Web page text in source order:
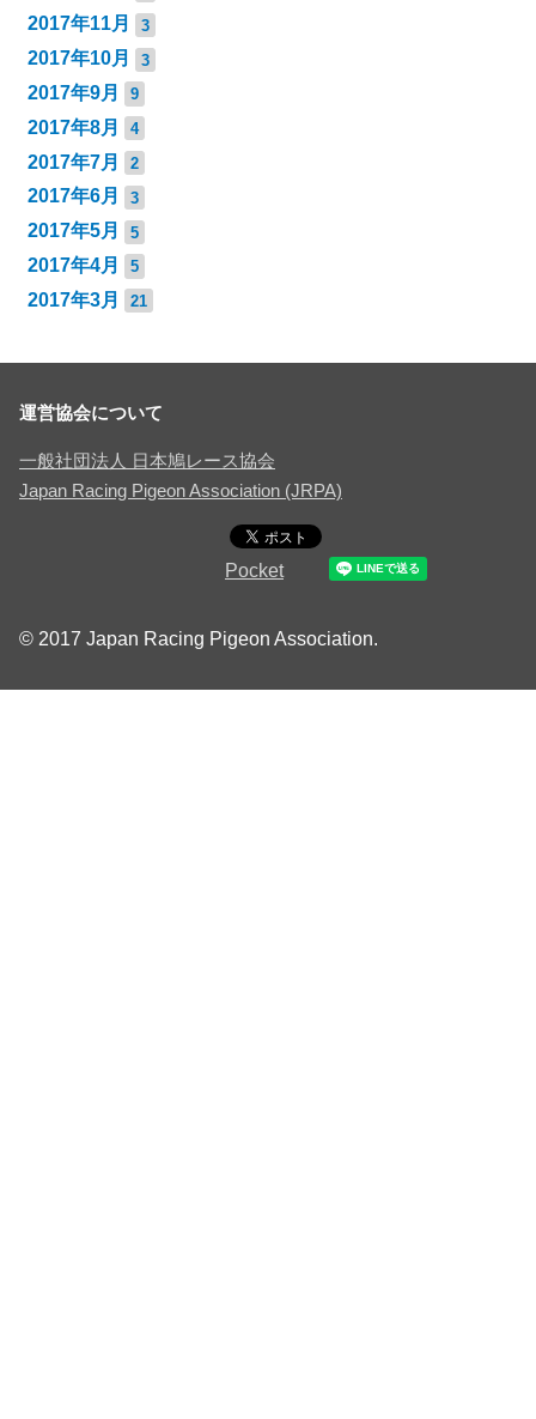
2017年11月 3
2017年10月 3
2017年9月 9
2017年8月 4
2017年7月 2
2017年6月 3
2017年5月 5
2017年4月 5
2017年3月 21
運営協会について
一般社団法人 日本鳩レース協会
Japan Racing Pigeon Association (JRPA)
Pocket
© 2017 Japan Racing Pigeon Association.